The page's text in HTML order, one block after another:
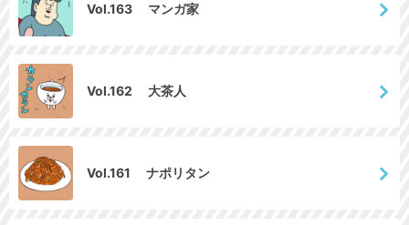
Vol.163 マンガ家
Vol.162 大茶人
Vol.161 ナポリタン